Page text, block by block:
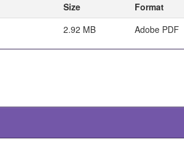
Size
Format
2.92 MB Adobe PDF